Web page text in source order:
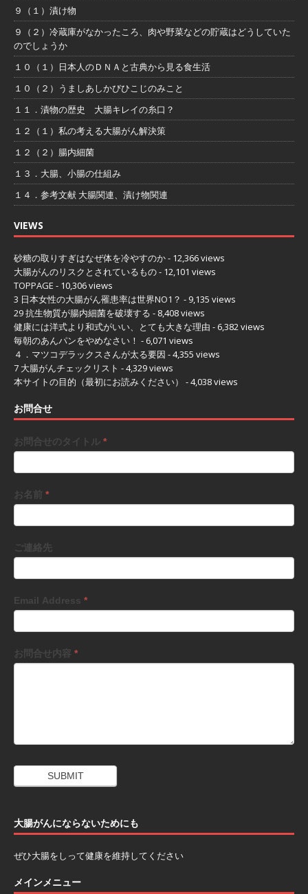
９（１）漬け物
９（２）冷蔵庫がなかったころ、肉や野菜などの貯蔵はどうしていた
のでしょうか
１０（１）日本人のＤＮＡと古典から見る食生活
１０（２）うましあしかびひこじのみこと
１１．漬物の歴史 大腸キレイの糸口？
１２（１）私の考える大腸がん解決策
１２（２）腸内細菌
１３．大腸、小腸の仕組み
１４．参考文献 大腸関連、漬け物関連
VIEWS
砂糖の取りすぎはなぜ体を冷やすのか- 12,366 views
大腸がんのリスクとされているもの- 12,101 views
TOPPAGE - 10,306 views
3 日本女性の大腸がん罹患率は世界NO1？ - 9,135 views
29 抗生物質が腸内細菌を破壊する - 8,408 views
健康には洋式より和式がいい、とても大きな理由 - 6,382 views
毎朝のあんパンをやめなさい！ - 6,071 views
４．マツコデラックスさんが太る要因 - 4,355 views
7 大腸がんチェックリスト - 4,329 views
本サイトの目的（最初にお読みください）
- 4,038 views
お問合せ
お問合せのタイトル *
お名前 *
ご連絡先
Email Address *
お問合せ内容 *
大腸がんにならないためにも
ぜひ大腸をしって健康を維持してください
メインメニュー